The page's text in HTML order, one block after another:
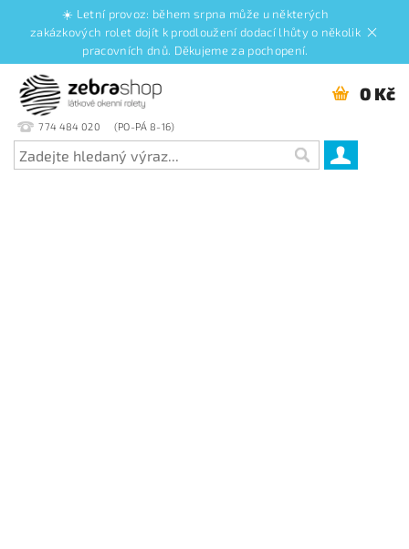
☀️ Letní provoz: během srpna může u některých
zakázkových rolet dojít k prodloužení dodací lhůty o několik
pracovních dnů. Děkujeme za pochopení.
774 484 020
0 Kč